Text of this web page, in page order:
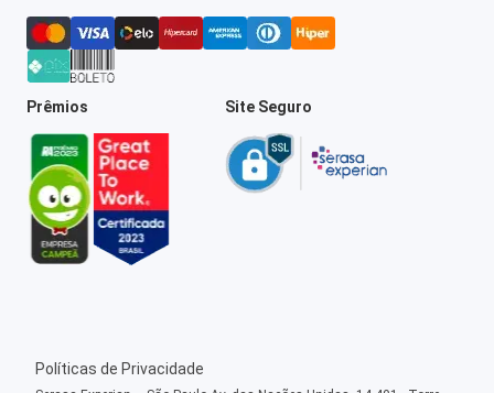
Prêmios Site Seguro
Políticas de Privacidade